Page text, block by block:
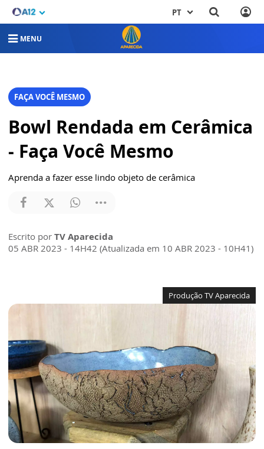
PT
MENU
FAÇA VOCÊ MESMO
Bowl Rendada em Cerâmica
- Faça Você Mesmo
Aprenda a fazer esse lindo objeto de cerâmica
Escrito por TV Aparecida
05 ABR 2023 - 14H42 (Atualizada em 10 ABR 2023 - 10H41)
Produção TV Aparecida